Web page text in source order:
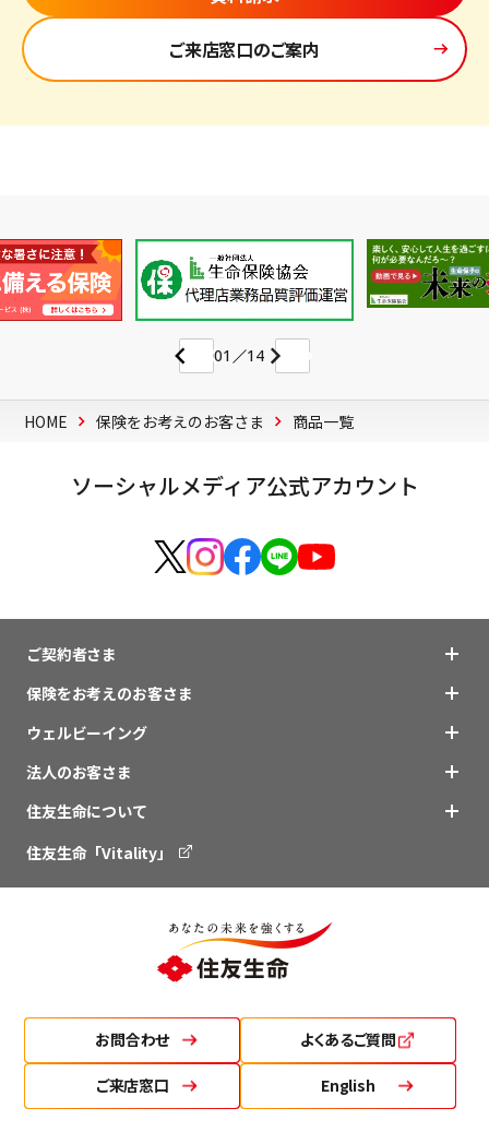
ご来店窓口のご案内
01 14
HOME 保険をお考えのお客さま 商品一覧
ソーシャルメディア公式アカウント
ご契約者さま
保険をお考えのお客さま
ウェルビーイング
法人のお客さま
住友生命について
住友生命「Vitality」
お問合わせ よくあるご質問
ご来店窓口 English